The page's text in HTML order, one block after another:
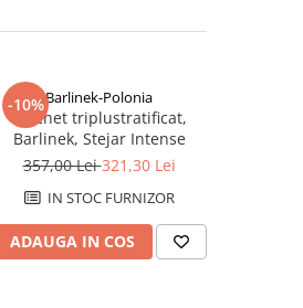
-10%Barlinek-Polonia
Parchet triplustratificat,
Barlinek, Stejar Intense
357,00 Lei321,30 Lei
IN STOC FURNIZOR
ADAUGA IN COS